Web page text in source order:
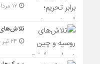
۱۲ مرداد ۱۴۰۵ - ۱۰:۳۸